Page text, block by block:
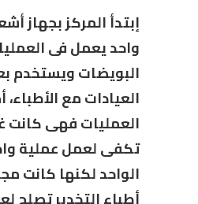
إبتدأ المركز بجهاز
واحد يعمل فى
البويضات ويستخدم
العيادات مع
العمليات فهى كانت
تكفى لعمل عملية
الواحد لكنها كانت